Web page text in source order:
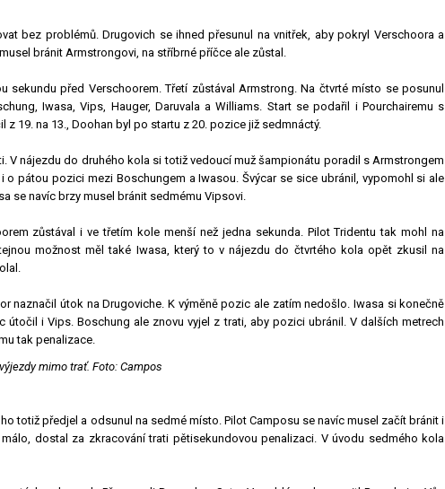
bez problémů. Drugovich se ihned přesunul na vnitřek, aby pokryl Verschoora a
bránit Armstrongovi, na stříbrné příčce ale zůstal.
sekundu před Verschoorem. Třetí zůstával Armstrong. Na čtvrté místo se posunul
Iwasa, Vips, Hauger, Daruvala a Williams. Start se podařil i Pourchairemu s
19. na 13., Doohan byl po startu z 20. pozice již sedmnáctý.
V nájezdu do druhého kola si totiž vedoucí muž šampionátu poradil s Armstrongem
pátou pozici mezi Boschungem a Iwasou. Švýcar se sice ubránil, vypomohl si ale
se navíc brzy musel bránit sedmému Vipsovi.
zůstával i ve třetím kole menší než jedna sekunda. Pilot Tridentu tak mohl na
možnost měl také Iwasa, který to v nájezdu do čtvrtého kola opět zkusil na
naznačil útok na Drugoviche. K výměně pozic ale zatím nedošlo. Iwasa si konečně
útočil i Vips. Boschung ale znovu vyjel z trati, aby pozici ubránil. V dalších metrech
tak penalizace.
mimo trať. Foto: Campos
totiž předjel a odsunul na sedmé místo. Pilot Camposu se navíc musel začít bránit i
dostal za zkracování trati pětisekundovou penalizaci. V úvodu sedmého kola